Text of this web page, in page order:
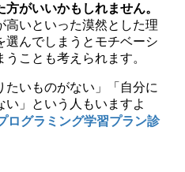
がいいかもしれません。
高いといった漠然とした理
選んでしまうとモチベーシ
ことも考えられます。
たいものがない」「自分に
」という人もいますよ
ログラミング学習プラン診